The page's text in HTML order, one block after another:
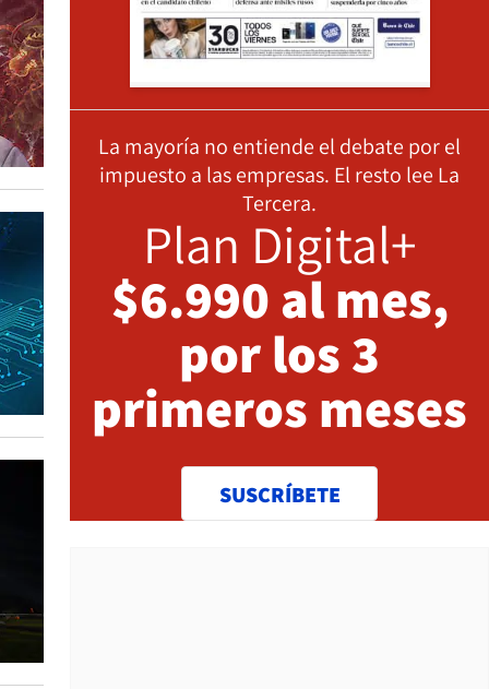
La mayoría no entiende el debate por el
impuesto a las empresas. El resto lee La
Tercera.
Plan Digital+
$6.990 al mes,
por los 3
primeros meses
SUSCRÍBETE